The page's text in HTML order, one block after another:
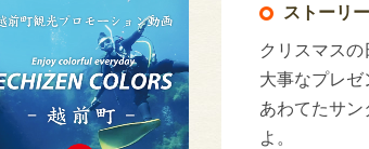
ストーリー
クリスマス
大事なプレゼ
あわてたサ
よ。